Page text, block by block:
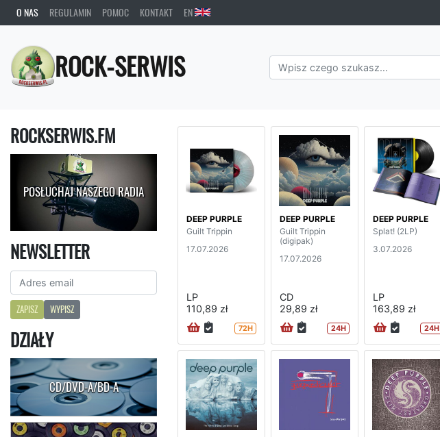
O NAS REGULAMIN POMOC KONTAKT EN
ROCK-SERWIS
ROCKSERWIS.FM
POSŁUCHAJ NASZEGO RADIA
NEWSLETTER
ZAPISZ WYPISZ
DZIAŁY
CD/DVD-A/BD-A
DEEP PURPLE
Guilt Trippin
17.07.2026
LP
110,89 zł
72H
DEEP PURPLE
Guilt Trippin
(digipak)
17.07.2026
CD
29,89 zł
24H
DEEP PURPLE
Splat! (2LP)
3.07.2026
LP
163,89 zł
24H